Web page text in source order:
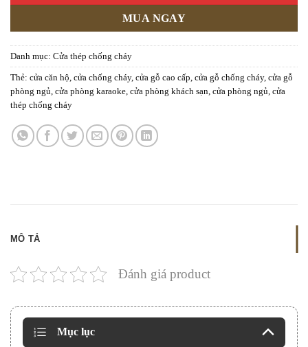
MUA NGAY
Danh mục: Cửa thép chống cháy
Thẻ: cửa căn hộ, cửa chống cháy, cửa gỗ cao cấp, cửa gỗ chống cháy, cửa gỗ
phòng ngủ, cửa phòng karaoke, cửa phòng khách sạn, cửa phòng ngủ, cửa
thép chống cháy
MÔ TẢ
Đánh giá product
Mục lục